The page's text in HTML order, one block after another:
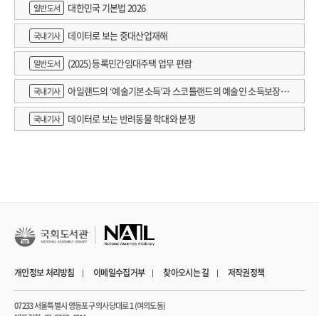
일반도서
대한민국 기본법 2026
국내기사 데이터로 보는 중대산업재해
일반도서 (2025) 등록민간임대주택 업무 편람
국내기사
아일랜드의 ‘예술기본소득’과 스코틀랜드의 예술인 소득보장정
책 논의
국내기사 데이터로 보는 반려동물 학대와 분쟁
개인정보 처리방침 이메일수집거부 찾아오시는 길 저작권정책
07233 서울특별시 영등포구 의사당대로 1 (여의도동)